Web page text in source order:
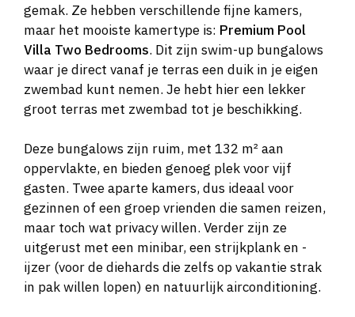
gemak. Ze hebben verschillende fijne kamers,
maar het mooiste kamertype is: Premium Pool
Villa Two Bedrooms. Dit zijn swim-up bungalows
waar je direct vanaf je terras een duik in je eigen
zwembad kunt nemen. Je hebt hier een lekker
groot terras met zwembad tot je beschikking.
Deze bungalows zijn ruim, met 132 m² aan
oppervlakte, en bieden genoeg plek voor vijf
gasten. Twee aparte kamers, dus ideaal voor
gezinnen of een groep vrienden die samen reizen,
maar toch wat privacy willen. Verder zijn ze
uitgerust met een minibar, een strijkplank en -
ijzer (voor de diehards die zelfs op vakantie strak
in pak willen lopen) en natuurlijk airconditioning.